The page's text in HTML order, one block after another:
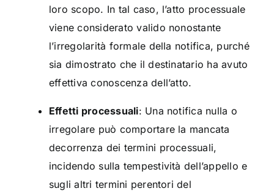
loro scopo. In tal caso, l’atto processuale
viene considerato valido nonostante
l’irregolarità formale della notifica, purché
sia dimostrato che il destinatario ha avuto
effettiva conoscenza dell’atto.
Effetti processuali: Una notifica nulla o
irregolare può comportare la mancata
decorrenza dei termini processuali,
incidendo sulla tempestività dell’appello e
sugli altri termini perentori del